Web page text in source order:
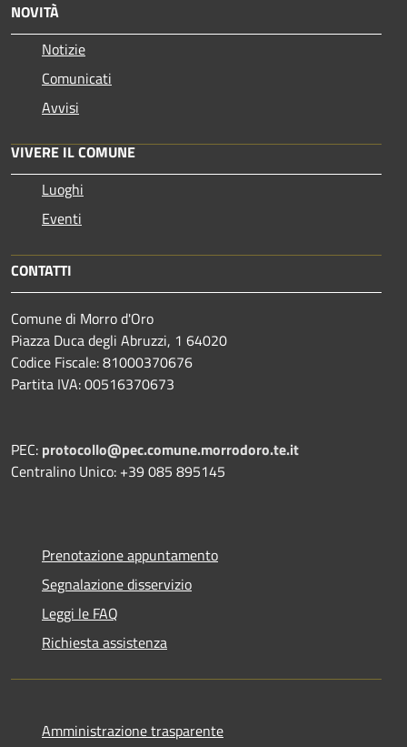
NOVITÀ
Notizie
Comunicati
Avvisi
VIVERE IL COMUNE
Luoghi
Eventi
CONTATTI
Comune di Morro d'Oro
Piazza Duca degli Abruzzi, 1 64020
Codice Fiscale: 81000370676
Partita IVA: 00516370673
PEC: protocollo@pec.comune.morrodoro.te.it
Centralino Unico: +39 085 895145
Prenotazione appuntamento
Segnalazione disservizio
Leggi le FAQ
Richiesta assistenza
Amministrazione trasparente